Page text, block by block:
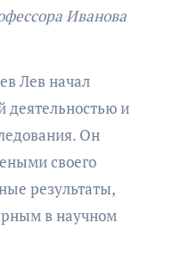
Иванова
Лев начал
деятельностью и
Он
своего
результаты,
в научном